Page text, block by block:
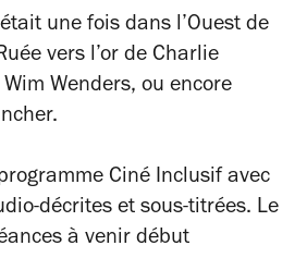
une fois dans l’Ouest de
vers l’or de Charlie
Wim Wenders, ou encore
Ciné Inclusif avec
décrites et sous-titrées. Le
à venir début